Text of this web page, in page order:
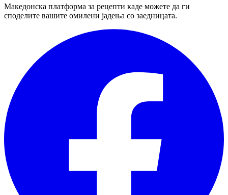
Македонска платформа за рецепти каде можете да ги
споделите вашите омилени јадења со заедницата.